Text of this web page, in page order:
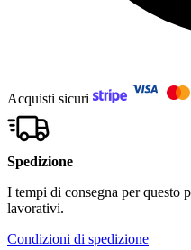
Acquisti sicuri
Spedizione
I tempi di consegna per questo
lavorativi.
Condizioni di spedizione